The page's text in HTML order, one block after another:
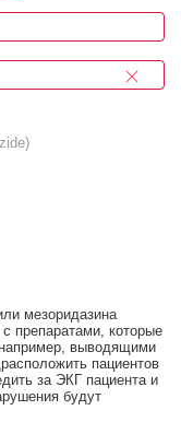
мезоридазина
препаратами, которые
выводящими
пациентов
за ЭКГ пациента и
будут